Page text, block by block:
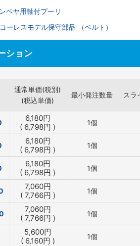
ベヤ用軸付プーリ
ーレスモデル保守部品 （ベルト）
ション
通常単価(税別)
(税込単価)
最小発注数量 スラ
6,180円
( 6,798円 ) 1個
6,180円
( 6,798円 ) 1個
6,180円
( 6,798円 ) 1個
7,060円
( 7,766円 ) 1個
7,060円
( 7,766円 ) 1個
5,600円
( 6,160円 ) 1個